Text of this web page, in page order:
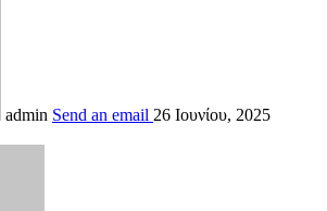
admin Send an email 26 Ιουνίου, 2025